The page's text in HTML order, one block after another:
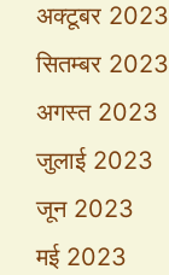
अक्टूबर 2023
सितम्बर 2023
अगस्त 2023
जुलाई 2023
जून 2023
मई 2023